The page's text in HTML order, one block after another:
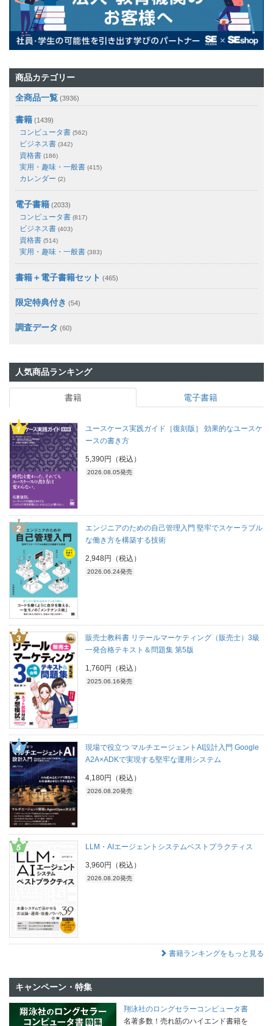
商品カテゴリー
全商品一覧 (3936)
書籍 (1439)
コンピュータ書 (562)
ビジネス書 (342)
資格書 (186)
実用・趣味・一般書 (415)
カレンダー (2)
電子書籍 (2033)
コンピュータ書 (817)
ビジネス書 (403)
資格書 (514)
実用・趣味・一般書 (383)
書籍＋電子書籍セット (465)
限定特典付き (54)
調査データ (60)
人気商品ランキング
書籍 電子書籍
ユースケース実践ガイド［復刻版］ 効果的なユースケ
ースの書き方
5,390円（税込）
2026.08.05発売
エンジニアのための自己管理入門 堅牢でスケーラブル
な働き方を構築する技術
2,948円（税込）
2026.06.24発売
販売士教科書 リテールマーケティング（販売士）3級
一発合格テキスト＆問題集 第5版
1,760円（税込）
2025.06.16発売
現場で役立つ マルチエージェントAI設計入門 Google
A2A×ADKで実現する堅牢な運用システム
4,180円（税込）
2026.08.20発売
LLM・AIエージェントシステムベストプラクティス
3,960円（税込）
2026.08.20発売
書籍ランキングをもっと見る
キャンペーン・特集
翔泳社のロングセラーコンピュータ書
名著多数！売れ筋のハイエンド書籍を